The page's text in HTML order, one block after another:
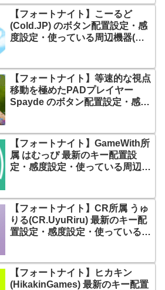
【フォートナイト】こーるど
(Cold.JP) のボタン配置設定・感
度設定・使っている周辺機器(デ
【フォートナイト】等速的な視点
移動を極めたPADプレイヤー
Spayde のボタン配置設定・感度
【フォートナイト】GameWith所
属 はむっぴ 最新のキー配置設
定・感度設定・使っている周辺機
【フォートナイト】CR所属 うゅ
りる(CR.UyuRiru) 最新のキー配
置設定・感度設定・使っている周
【フォートナイト】ヒカキン
(HikakinGames) 最新のキー配置